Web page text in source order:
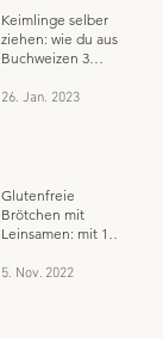
Keimlinge selber
ziehen: wie du aus
Buchweizen 3
glutenfreie
26. Jan. 2023
Glutenfreie
Brötchen mit
Leinsamen: mit 1
Zeitaufwand
5. Nov. 2022